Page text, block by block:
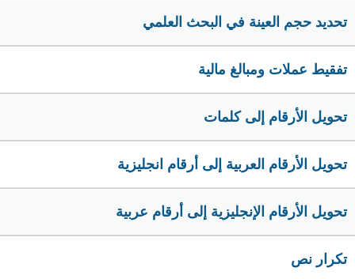
تحديد حجم العينة في البحث العلمي
تفقيط عملات ومبالغ مالية
تحويل الأرقام إلى كلمات
تحويل الأرقام العربية إلى أرقام انجليزية
تحويل الأرقام الإنجليزية إلى أرقام عربية
تكرار نص